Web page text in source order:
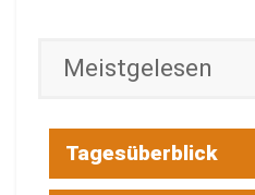
Meistgelesen
Tagesüberblick